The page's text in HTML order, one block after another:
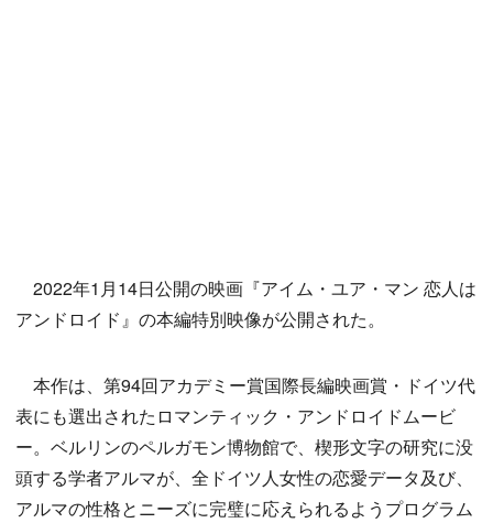
2022年1月14日公開の映画『アイム・ユア・マン 恋人は
アンドロイド』の本編特別映像が公開された。
本作は、第94回アカデミー賞国際長編映画賞・ドイツ代
表にも選出されたロマンティック・アンドロイドムービ
ー。ベルリンのペルガモン博物館で、楔形文字の研究に没
頭する学者アルマが、全ドイツ人女性の恋愛データ及び、
アルマの性格とニーズに完璧に応えられるようプログラム